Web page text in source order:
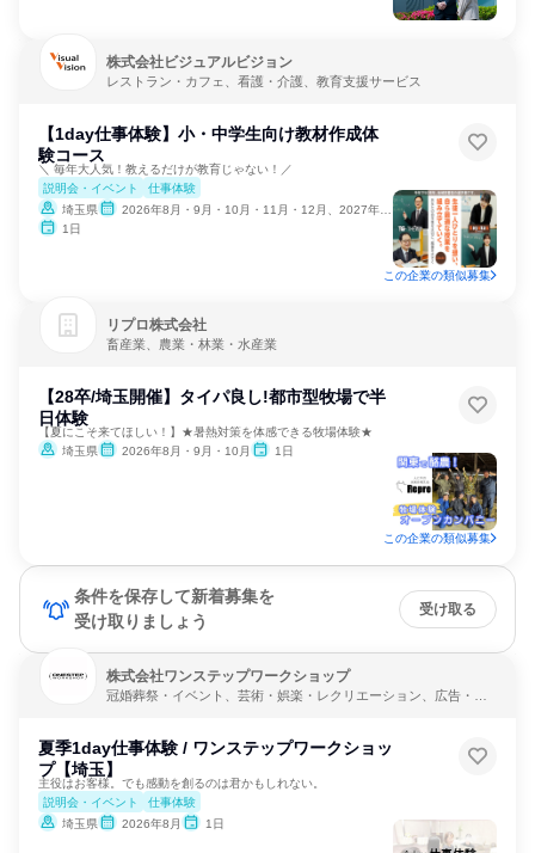
株式会社ビジュアルビジョン
レストラン・カフェ、看護・介護、教育支援サービス
【1day仕事体験】小・中学生向け教材作成体
験コース
＼ 毎年大人気！教えるだけが教育じゃない！／
説明会・イベント
仕事体験
埼玉県
2026年8月・9月・10月・11月・12月、2027年1月・2月
1日
この企業の類似募集
リプロ株式会社
畜産業、農業・林業・水産業
【28卒/埼玉開催】タイパ良し!都市型牧場で半
日体験
【夏にこそ来てほしい！】★暑熱対策を体感できる牧場体験★
埼玉県
2026年8月・9月・10月 1日
この企業の類似募集
条件を保存して新着募集を
受け取りましょう
受け取る
株式会社ワンステップワークショップ
冠婚葬祭・イベント、芸術・娯楽・レクリエーション、広告・メ
夏季1day仕事体験 / ワンステップワークショッ
プ【埼玉】
主役はお客様。でも感動を創るのは君かもしれない。
説明会・イベント
仕事体験
埼玉県
2026年8月 1日